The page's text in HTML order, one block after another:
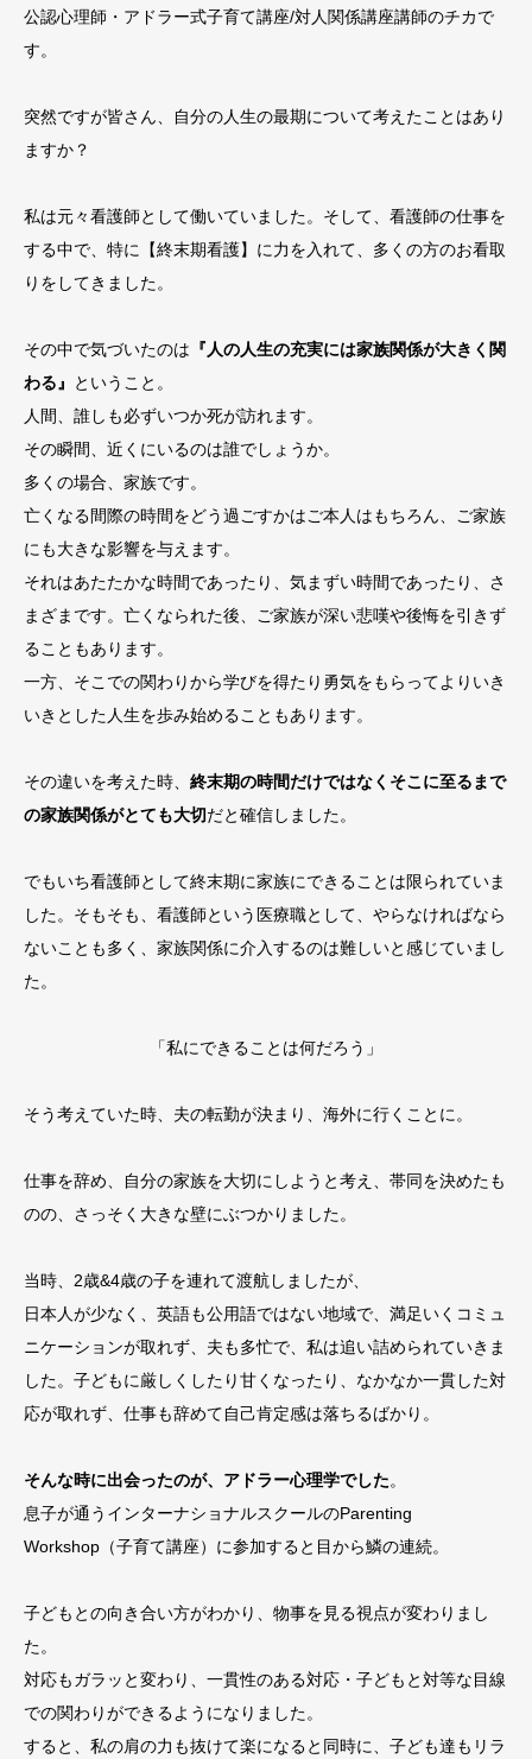
公認心理師・アドラー式子育て講座/対人関係講座講師のチカで
す。
突然ですが皆さん、自分の人生の最期について考えたことはあり
ますか？
私は元々看護師として働いていました。そして、看護師の仕事を
する中で、特に【終末期看護】に力を入れて、多くの方のお看取
りをしてきました。
その中で気づいたのは 『人の人生の充実には家族関係が大きく関
わる』
ということ。
人間、誰しも必ずいつか死が訪れます。
その瞬間、近くにいるのは誰でしょうか。
多くの場合、家族です。
亡くなる間際の時間をどう過ごすかはご本人はもちろん、ご家族
にも大きな影響を与えます。
それはあたたかな時間であったり、気まずい時間であったり、さ
まざまです。亡くなられた後、ご家族が深い悲嘆や後悔を引きず
ることもあります。
一方、そこでの関わりから学びを得たり勇気をもらってよりいき
いきとした人生を歩み始めることもあります。
その違いを考えた時、 終末期の時間だけではなくそこに至るまで
の家族関係がとても大切だと確信しました。
でもいち看護師として終末期に家族にできることは限られていま
した。そもそも、看護師という医療職として、やらなければなら
ないことも多く、家族関係に介入するのは難しいと感じていまし
た。
「私にできることは何だろう」
そう考えていた時、夫の転勤が決まり、海外に行くことに。
仕事を辞め、自分の家族を大切にしようと考え、帯同を決めたも
のの、さっそく大きな壁にぶつかりました。
当時、2歳&4歳の子を連れて渡航しましたが、
日本人が少なく、英語も公用語ではない地域で、満足いくコミュ
ニケーションが取れず、夫も多忙で、私は追い詰められていきま
した。子どもに厳しくしたり甘くなったり、なかなか一貫した対
応が取れず、仕事も辞めて自己肯定感は落ちるばかり。
そんな時に出会ったのが、アドラー心理学でした。
息子が通うインターナショナルスクールのParenting
Workshop（子育て講座）に参加すると目から鱗の連続。
子どもとの向き合い方がわかり、物事を見る視点が変わりまし
た。
対応もガラッと変わり、一貫性のある対応・子どもと対等な目線
での関わりができるようになりました。
すると、私の肩の力も抜けて楽になると同時に、子ども達もリラ